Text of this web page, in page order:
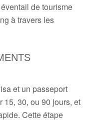
de tourisme
à travers les
et un passeport
15, 30, ou 90 jours, et
Cette étape